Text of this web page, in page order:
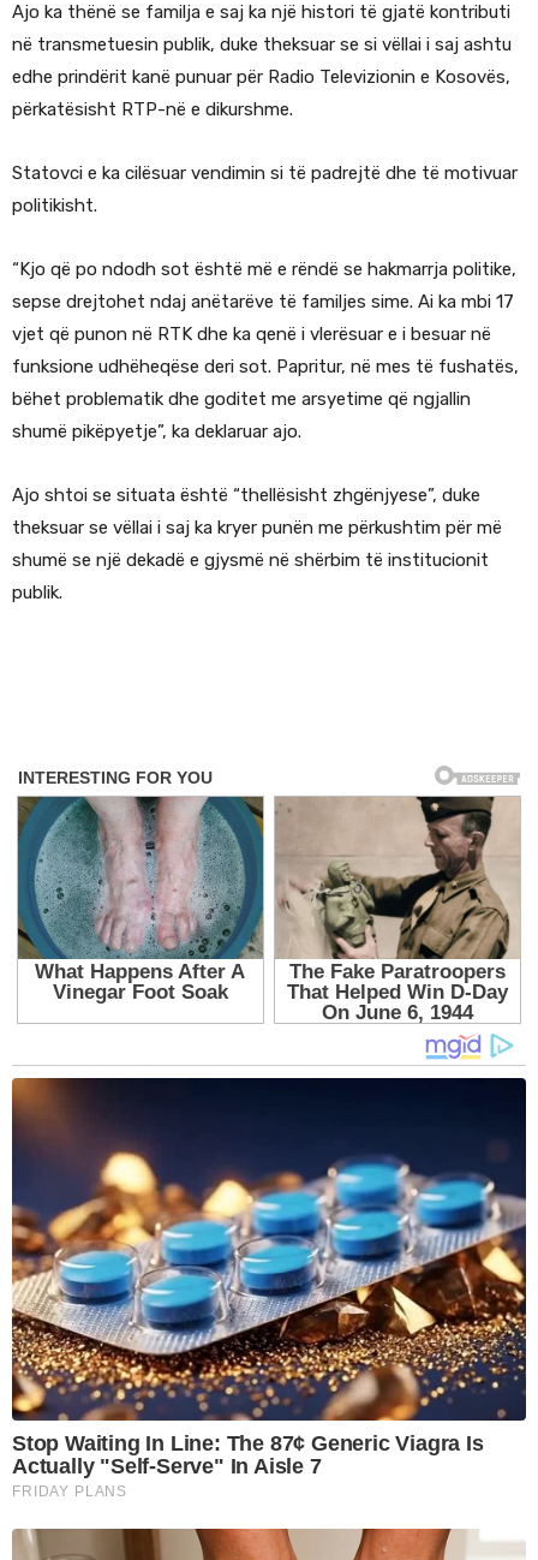
Ajo ka thënë se familja e saj ka një histori të gjatë kontributi
në transmetuesin publik, duke theksuar se si vëllai i saj ashtu
edhe prindërit kanë punuar për Radio Televizionin e Kosovës,
përkatësisht RTP-në e dikurshme.
Statovci e ka cilësuar vendimin si të padrejtë dhe të motivuar
politikisht.
“Kjo që po ndodh sot është më e rëndë se hakmarrja politike,
sepse drejtohet ndaj anëtarëve të familjes sime. Ai ka mbi 17
vjet që punon në RTK dhe ka qenë i vlerësuar e i besuar në
funksione udhëheqëse deri sot. Papritur, në mes të fushatës,
bëhet problematik dhe goditet me arsyetime që ngjallin
shumë pikëpyetje”, ka deklaruar ajo.
Ajo shtoi se situata është “thellësisht zhgënjyese”, duke
theksuar se vëllai i saj ka kryer punën me përkushtim për më
shumë se një dekadë e gjysmë në shërbim të institucionit
publik.